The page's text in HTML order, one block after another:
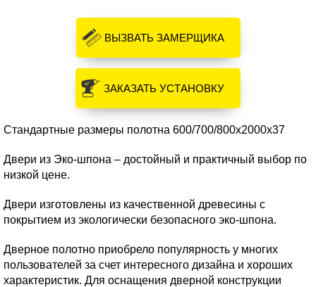
ВЫЗВАТЬ ЗАМЕРЩИКА
ЗАКАЗАТЬ УСТАНОВКУ
Стандартные размеры полотна 600/700/800х2000х37
Двери из Эко-шпона – достойный и практичный выбор по
низкой цене.
Двери изготовлены из качественной древесины с
покрытием из экологически безопасного эко-шпона.
Дверное полотно приобрело популярность у многих
пользователей за счет интересного дизайна и хороших
характеристик. Для оснащения дверной конструкции